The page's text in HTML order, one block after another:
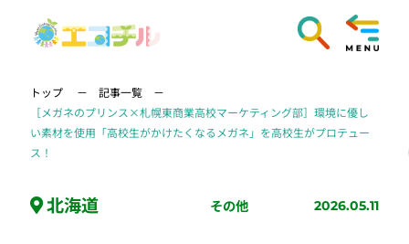
トップ
記事一覧
［メガネのプリンス×札幌東商業高校マーケティング部］環境に優し
い素材を使用「高校生がかけたくなるメガネ」を高校生がプロテュー
ス！
北海道 その他 2026.05.11